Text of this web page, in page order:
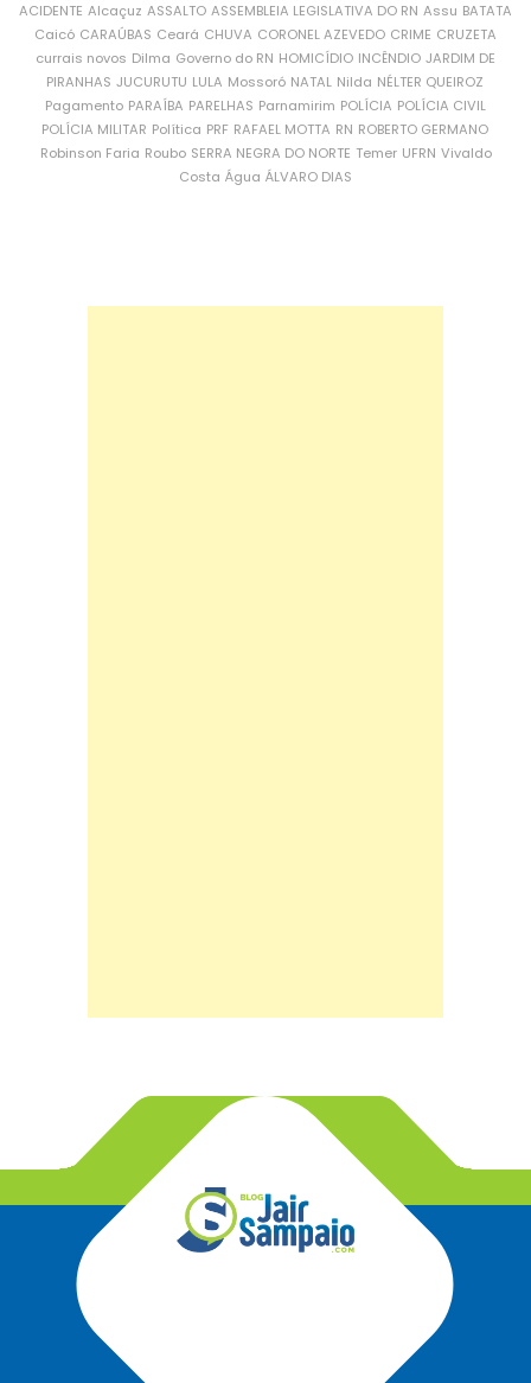
ACIDENTE Alcaçuz ASSALTO ASSEMBLEIA LEGISLATIVA DO RN Assu BATATA
Caicó CARAÚBAS Ceará CHUVA CORONEL AZEVEDO CRIME CRUZETA
currais novos Dilma Governo do RN HOMICÍDIO INCÊNDIO JARDIM DE
PIRANHAS JUCURUTU LULA Mossoró NATAL Nilda NÉLTER QUEIROZ
Pagamento PARAÍBA PARELHAS Parnamirim POLÍCIA POLÍCIA CIVIL
POLÍCIA MILITAR Política PRF RAFAEL MOTTA RN ROBERTO GERMANO
Robinson Faria Roubo SERRA NEGRA DO NORTE Temer UFRN Vivaldo
Costa Água ÁLVARO DIAS